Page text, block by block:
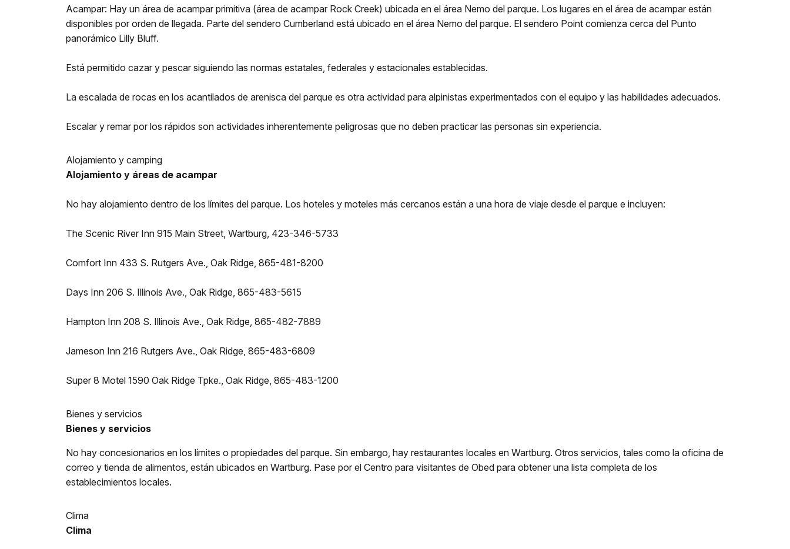
Acampar: Hay un área de acampar primitiva (área de acampar Rock Creek) ubicada en el área Nemo del parque. Los lugares en el área de acampar están
disponibles por orden de llegada. Parte del sendero Cumberland está ubicado en el área Nemo del parque. El sendero Point comienza cerca del Punto
panorámico Lilly Bluff.
Está permitido cazar y pescar siguiendo las normas estatales, federales y estacionales establecidas.
La escalada de rocas en los acantilados de arenisca del parque es otra actividad para alpinistas experimentados con el equipo y las habilidades adecuados.
Escalar y remar por los rápidos son actividades inherentemente peligrosas que no deben practicar las personas sin experiencia.
Alojamiento y camping
Alojamiento y áreas de acampar
No hay alojamiento dentro de los límites del parque. Los hoteles y moteles más cercanos están a una hora de viaje desde el parque e incluyen:
The Scenic River Inn 915 Main Street, Wartburg, 423-346-5733
Comfort Inn 433 S. Rutgers Ave., Oak Ridge, 865-481-8200
Days Inn 206 S. Illinois Ave., Oak Ridge, 865-483-5615
Hampton Inn 208 S. Illinois Ave., Oak Ridge, 865-482-7889
Jameson Inn 216 Rutgers Ave., Oak Ridge, 865-483-6809
Super 8 Motel 1590 Oak Ridge Tpke., Oak Ridge, 865-483-1200
Bienes y servicios
Bienes y servicios
No hay concesionarios en los límites o propiedades del parque. Sin embargo, hay restaurantes locales en Wartburg. Otros servicios, tales como la oficina de
correo y tienda de alimentos, están ubicados en Wartburg. Pase por el Centro para visitantes de Obed para obtener una lista completa de los
establecimientos locales.
Clima
Clima